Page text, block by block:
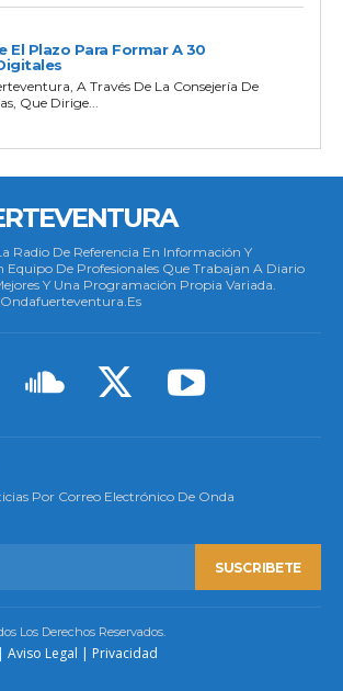
El Plazo Para Formar A 30
A Través De La Consejería De
Que Dirige...
Radio De Referencia En Información Y
De Profesionales Que Trabajan A Diario
Y Una Programación Propia Variada.
Por Correo Electrónico De Onda
SUSCRIBETE
Los Derechos Reservados.
| Aviso Legal | Privacidad